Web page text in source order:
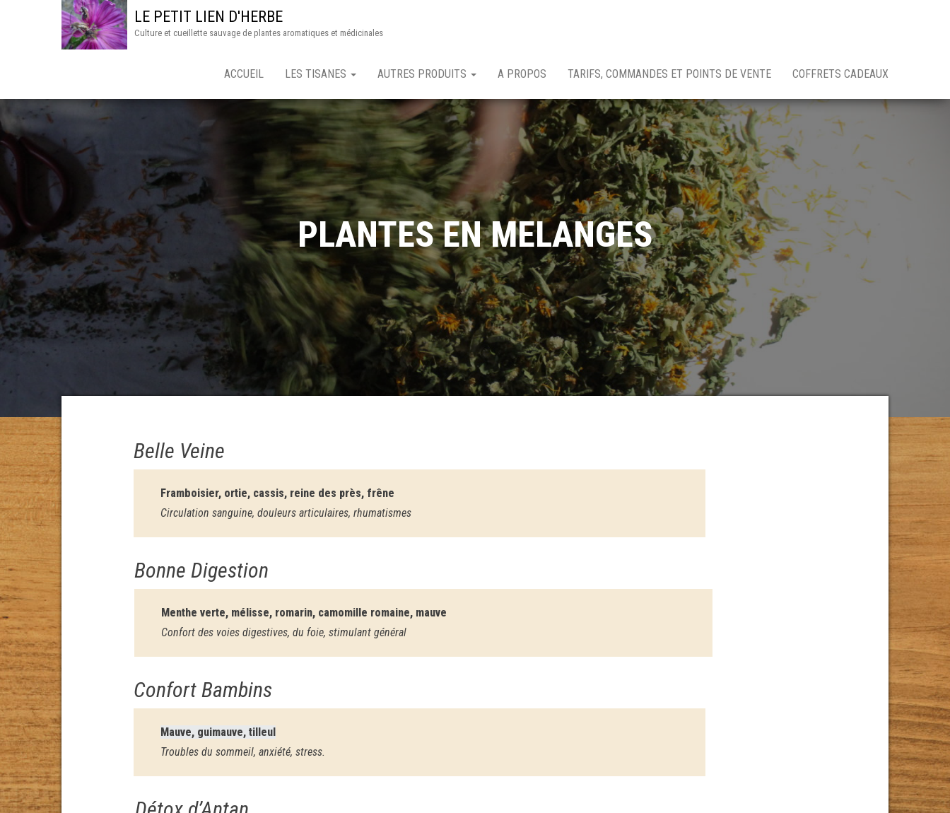
LE PETIT LIEN D'HERBE
Culture et cueillette sauvage de plantes aromatiques et médicinales
ACCUEIL LES TISANES AUTRES PRODUITS A PROPOS TARIFS, COMMANDES ET POINTS DE VENTE COFFRETS CADEAUX
PLANTES EN MELANGES
Belle Veine
Framboisier, ortie, cassis, reine des près, frêne
Circulation sanguine, douleurs articulaires, rhumatismes
Bonne Digestion
Menthe verte, mélisse, romarin, camomille romaine, mauve
Confort des voies digestives, du foie, stimulant général
Confort Bambins
Mauve, guimauve, tilleul
Troubles du sommeil, anxiété, stress.